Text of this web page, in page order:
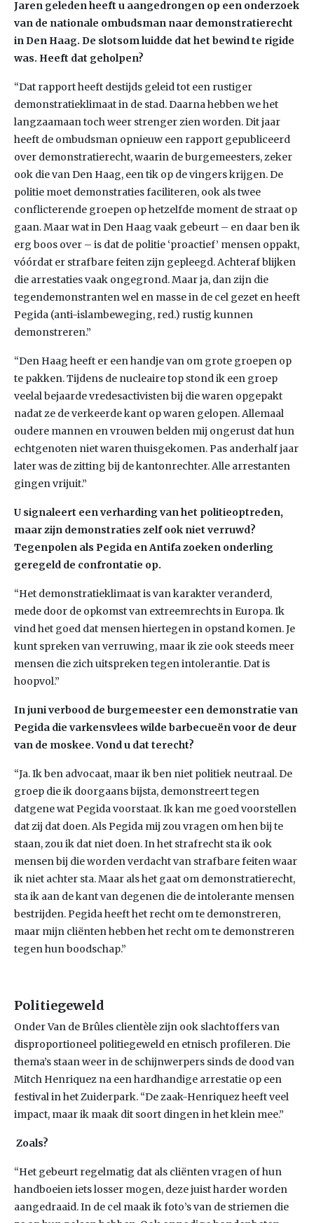
Jaren geleden heeft u aangedrongen op een onderzoek
van de nationale ombudsman naar demonstratierecht
in Den Haag. De slotsom luidde dat het bewind te rigide
was. Heeft dat geholpen?
“Dat rapport heeft destijds geleid tot een rustiger
demonstratieklimaat in de stad. Daarna hebben we het
langzaamaan toch weer strenger zien worden. Dit jaar
heeft de ombudsman opnieuw een rapport gepubliceerd
over demonstratierecht, waarin de burgemeesters, zeker
ook die van Den Haag, een tik op de vingers krijgen. De
politie moet demonstraties faciliteren, ook als twee
conflicterende groepen op hetzelfde moment de straat op
gaan. Maar wat in Den Haag vaak gebeurt – en daar ben ik
erg boos over – is dat de politie ‘proactief’ mensen oppakt,
vóórdat er strafbare feiten zijn gepleegd. Achteraf blijken
die arrestaties vaak ongegrond. Maar ja, dan zijn die
tegendemonstranten wel en masse in de cel gezet en heeft
Pegida (anti-islambeweging, red.) rustig kunnen
demonstreren.”
“Den Haag heeft er een handje van om grote groepen op
te pakken. Tijdens de nucleaire top stond ik een groep
veelal bejaarde vredesactivisten bij die waren opgepakt
nadat ze de verkeerde kant op waren gelopen. Allemaal
oudere mannen en vrouwen belden mij ongerust dat hun
echtgenoten niet waren thuisgekomen. Pas anderhalf jaar
later was de zitting bij de kantonrechter. Alle arrestanten
gingen vrijuit.”
U signaleert een verharding van het politieoptreden,
maar zijn demonstraties zelf ook niet verruwd?
Tegenpolen als Pegida en Antifa zoeken onderling
geregeld de confrontatie op.
“Het demonstratieklimaat is van karakter veranderd,
mede door de opkomst van extreemrechts in Europa. Ik
vind het goed dat mensen hiertegen in opstand komen. Je
kunt spreken van verruwing, maar ik zie ook steeds meer
mensen die zich uitspreken tegen intolerantie. Dat is
hoopvol.”
In juni verbood de burgemeester een demonstratie van
Pegida die varkensvlees wilde barbecueën voor de deur
van de moskee. Vond u dat terecht?
“Ja. Ik ben advocaat, maar ik ben niet politiek neutraal. De
groep die ik doorgaans bijsta, demonstreert tegen
datgene wat Pegida voorstaat. Ik kan me goed voorstellen
dat zij dat doen. Als Pegida mij zou vragen om hen bij te
staan, zou ik dat niet doen. In het strafrecht sta ik ook
mensen bij die worden verdacht van strafbare feiten waar
ik niet achter sta. Maar als het gaat om demonstratierecht,
sta ik aan de kant van degenen die de intolerante mensen
bestrijden. Pegida heeft het recht om te demonstreren,
maar mijn cliënten hebben het recht om te demonstreren
tegen hun boodschap.”
Politiegeweld
Onder Van de Brûles clientèle zijn ook slachtoffers van
disproportioneel politiegeweld en etnisch profileren. Die
thema’s staan weer in de schijnwerpers sinds de dood van
Mitch Henriquez na een hardhandige arrestatie op een
festival in het Zuiderpark. “De zaak-Henriquez heeft veel
impact, maar ik maak dit soort dingen in het klein mee.”
Zoals?
“Het gebeurt regelmatig dat als cliënten vragen of hun
handboeien iets losser mogen, deze juist harder worden
aangedraaid. In de cel maak ik foto’s van de striemen die